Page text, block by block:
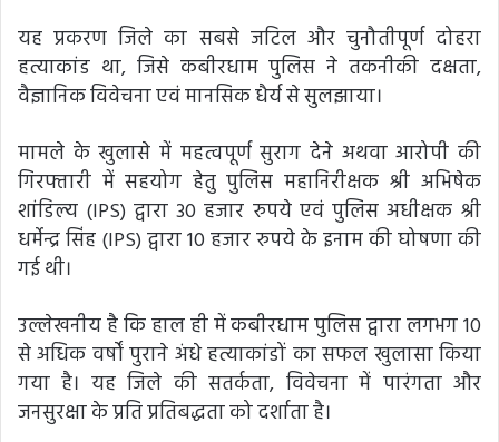
यह प्रकरण जिले का सबसे जटिल और चुनौतीपूर्ण दोहरा
हत्याकांड था, जिसे कबीरधाम पुलिस ने तकनीकी दक्षता,
वैज्ञानिक विवेचना एवं मानसिक धैर्य से सुलझाया।
मामले के खुलासे में महत्वपूर्ण सुराग देने अथवा आरोपी की
गिरफ्तारी में सहयोग हेतु पुलिस महानिरीक्षक श्री अभिषेक
शांडिल्य (IPS) द्वारा 30 हजार रुपये एवं पुलिस अधीक्षक श्री
धर्मेन्द्र सिंह (IPS) द्वारा 10 हजार रुपये के इनाम की घोषणा की
गई थी।
उल्लेखनीय है कि हाल ही में कबीरधाम पुलिस द्वारा लगभग 10
से अधिक वर्षों पुराने अंधे हत्याकांडों का सफल खुलासा किया
गया है। यह जिले की सतर्कता, विवेचना में पारंगता और
जनसुरक्षा के प्रति प्रतिबद्धता को दर्शाता है।